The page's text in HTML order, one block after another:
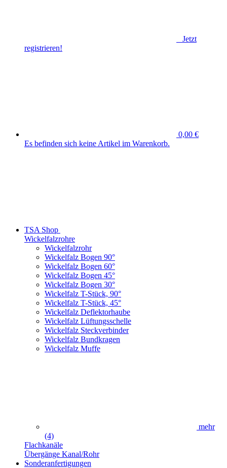
Jetzt
registrieren!
0,00 €
Es befinden sich keine Artikel im Warenkorb.
TSA Shop
Wickelfalzrohre
Wickelfalzrohr
Wickelfalz Bogen 90°
Wickelfalz Bogen 60°
Wickelfalz Bogen 45°
Wickelfalz Bogen 30°
Wickelfalz T-Stück, 90°
Wickelfalz T-Stück, 45°
Wickelfalz Deflektorhaube
Wickelfalz Lüftungsschelle
Wickelfalz Steckverbinder
Wickelfalz Bundkragen
Wickelfalz Muffe
mehr
(4)
Flachkanäle
Übergänge Kanal/Rohr
Sonderanfertigungen